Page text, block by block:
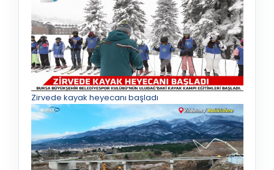
Zirvede kayak heyecanı başladı